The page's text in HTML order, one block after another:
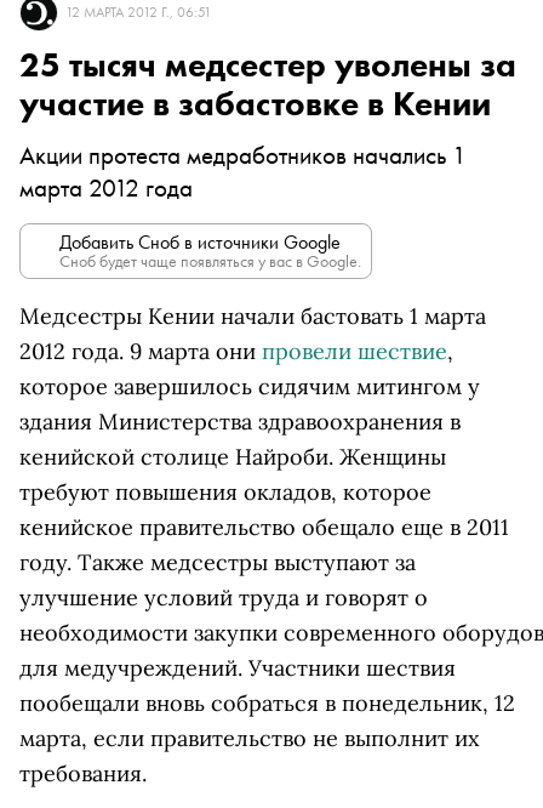
12 МАРТА 2012 Г., 06:51
25 тысяч медсестер уволены за
участие в забастовке в Кении
Акции протеста медработников начались 1
марта 2012 года
Добавить Сноб в источники Google
Сноб будет чаще появляться у вас в Google.
Медсестры Кении начали бастовать 1 марта
2012 года. 9 марта они провели шествие,
которое завершилось сидячим митингом у
здания Министерства здравоохранения в
кенийской столице Найроби. Женщины
требуют повышения окладов, которое
кенийское правительство обещало еще в 2011
году. Также медсестры выступают за
улучшение условий труда и говорят о
необходимости закупки современного
для медучреждений. Участники шествия
пообещали вновь собраться в понедельник, 12
марта, если правительство не выполнит их
требования.